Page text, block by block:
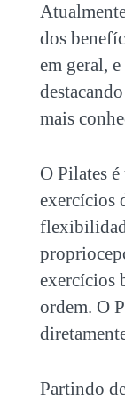
dos
em geral,
mais
O Pilates
exercícios
exercícios
ordem. O
Partindo